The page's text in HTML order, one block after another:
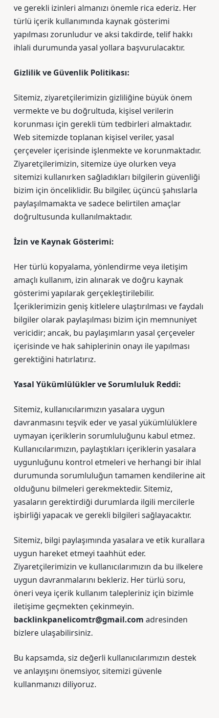
ve gerekli izinleri almanızı önemle rica ederiz. Her
türlü içerik kullanımında kaynak gösterimi
yapılması zorunludur ve aksi takdirde, telif hakkı
ihlali durumunda yasal yollara başvurulacaktır.
Gizlilik ve Güvenlik Politikası:
Sitemiz, ziyaretçilerimizin gizliliğine büyük önem
vermekte ve bu doğrultuda, kişisel verilerin
korunması için gerekli tüm tedbirleri almaktadır.
Web sitemizde toplanan kişisel veriler, yasal
çerçeveler içerisinde işlenmekte ve korunmaktadır.
Ziyaretçilerimizin, sitemize üye olurken veya
sitemizi kullanırken sağladıkları bilgilerin güvenliği
bizim için önceliklidir. Bu bilgiler, üçüncü şahıslarla
paylaşılmamakta ve sadece belirtilen amaçlar
doğrultusunda kullanılmaktadır.
İzin ve Kaynak Gösterimi:
Her türlü kopyalama, yönlendirme veya iletişim
amaçlı kullanım, izin alınarak ve doğru kaynak
gösterimi yapılarak gerçekleştirilebilir.
İçeriklerimizin geniş kitlelere ulaştırılması ve faydalı
bilgiler olarak paylaşılması bizim için memnuniyet
vericidir; ancak, bu paylaşımların yasal çerçeveler
içerisinde ve hak sahiplerinin onayı ile yapılması
gerektiğini hatırlatırız.
Yasal Yükümlülükler ve Sorumluluk Reddi:
Sitemiz, kullanıcılarımızın yasalara uygun
davranmasını teşvik eder ve yasal yükümlülüklere
uymayan içeriklerin sorumluluğunu kabul etmez.
Kullanıcılarımızın, paylaştıkları içeriklerin yasalara
uygunluğunu kontrol etmeleri ve herhangi bir ihlal
durumunda sorumluluğun tamamen kendilerine ait
olduğunu bilmeleri gerekmektedir. Sitemiz,
yasaların gerektirdiği durumlarda ilgili mercilerle
işbirliği yapacak ve gerekli bilgileri sağlayacaktır.
Sitemiz, bilgi paylaşımında yasalara ve etik kurallara
uygun hareket etmeyi taahhüt eder.
Ziyaretçilerimizin ve kullanıcılarımızın da bu ilkelere
uygun davranmalarını bekleriz. Her türlü soru,
öneri veya içerik kullanım talepleriniz için bizimle
iletişime geçmekten çekinmeyin.
backlinkpanelicomtr@gmail.com adresinden
bizlere ulaşabilirsiniz.
Bu kapsamda, siz değerli kullanıcılarımızın destek
ve anlayışını önemsiyor, sitemizi güvenle
kullanmanızı diliyoruz.